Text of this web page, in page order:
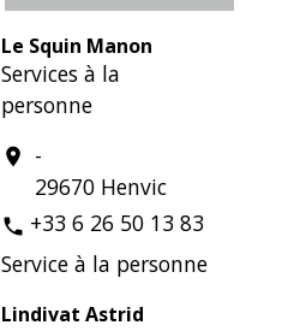
Le Squin Manon
Services à la
personne
location_on
-
29670 Henvic
phone +33 6 26 50 13 83
Service à la personne
Lindivat Astrid